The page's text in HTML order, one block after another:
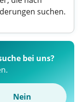
suchen.
bei uns?
Nein